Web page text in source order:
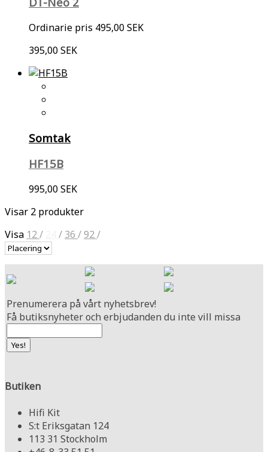
Ordinarie pris 495,00 SEK
395,00 SEK
Somtak
HF15B
995,00 SEK
Visar 2 produkter
Visa 12/ / 36 /92/
Prenumerera på vårt nyhetsbrev!
Få butiksnyheter och erbjudanden du inte vill missa
Butiken
Hifi Kit
S:t Eriksgatan 124
113 31 Stockholm